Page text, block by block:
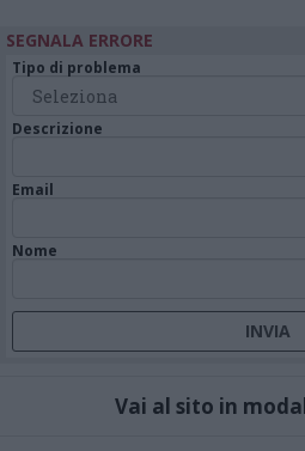
SEGNALA ERRORE
Tipo di problema
Descrizione
Email
Nome
Vai al sito in